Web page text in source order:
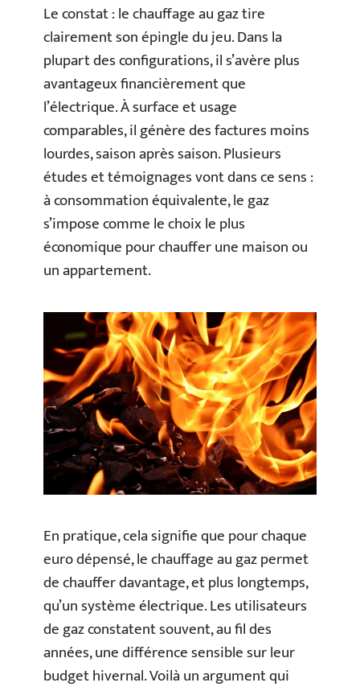
Le constat : le chauffage au gaz tire
clairement son épingle du jeu. Dans la
plupart des configurations, il s’avère plus
avantageux financièrement que
l’électrique. À surface et usage
comparables, il génère des factures moins
lourdes, saison après saison. Plusieurs
études et témoignages vont dans ce sens :
à consommation équivalente, le gaz
s’impose comme le choix le plus
économique pour chauffer une maison ou
un appartement.
En pratique, cela signifie que pour chaque
euro dépensé, le chauffage au gaz permet
de chauffer davantage, et plus longtemps,
qu’un système électrique. Les utilisateurs
de gaz constatent souvent, au fil des
années, une différence sensible sur leur
budget hivernal. Voilà un argument qui